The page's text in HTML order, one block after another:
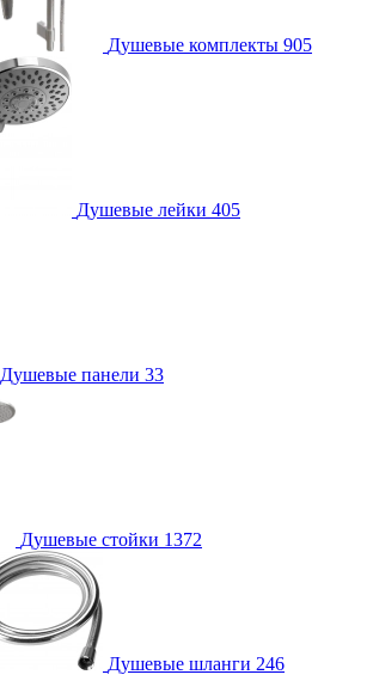
Душевые комплекты 905
Душевые лейки 405
Душевые панели 33
Душевые стойки 1372
Душевые шланги 246